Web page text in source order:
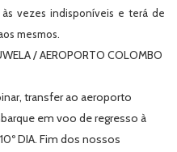
vezes indisponíveis e terá de
mesmos.
/ AEROPORTO COLOMBO
transfer ao aeroporto
em voo de regresso à
DIA. Fim dos nossos